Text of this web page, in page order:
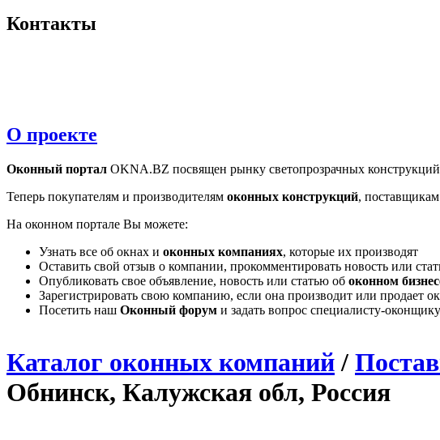
Контакты
О проекте
Оконный портал OKNA.BZ посвящен рынку светопрозрачных
Теперь покупателям и производителям оконных конструкций, поставщикам
На оконном портале Вы можете:
Узнать все об окнах и оконных компаниях, которые их производят
Оставить свой отзыв о компании, прокомментировать новость или
Опубликовать свое объявление, новость или статью об оконном
Зарегистрировать свою компанию, если она производит или продает
Посетить наш Оконный форум и задать вопрос специалисту-оконщику
Каталог оконных компаний /
Обнинск, Калужская обл, Россия